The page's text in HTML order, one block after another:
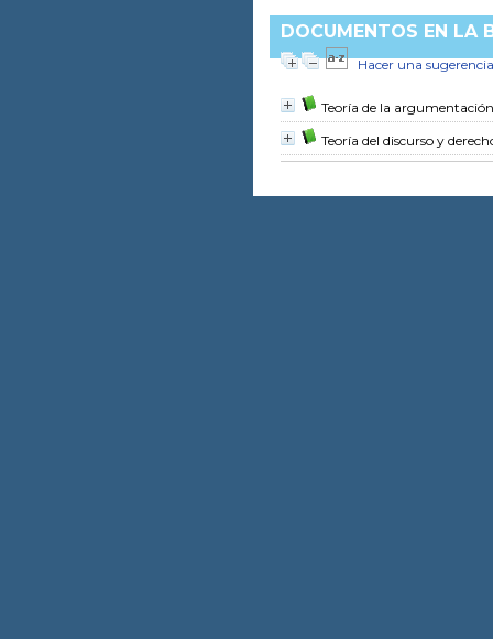
DOCUMENTOS EN LA
Hacer una sugerencia
Teoría de la
Teoría del discurso y